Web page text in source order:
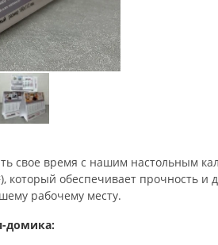
свое время с нашим настольным
который обеспечивает прочность и
рабочему месту.
домика: